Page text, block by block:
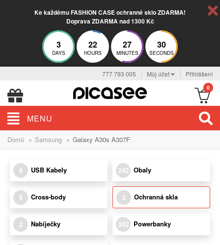
Ke každému FASHION CASE ochranné sklo ZDARMA!
Doprava ZDARMA nad 1300 Kč
3
DAYS
22
HOURS
27
MINUTES
30
SECONDS
777 793 005 Můj účet Přihlášení
0
MENU
Domů » Samsung » Galaxy A30s A307F
6 USB Kabely 242 Obaly
6 Cross-body 2 Ochranná skla
2 Nabíječky 242 Powerbanky